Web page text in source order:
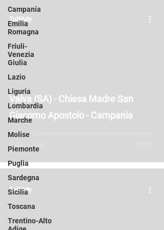
Campania
Emilia
Romagna
Friuli-
Venezia
Giulia
Lazio
Liguria
Lombardia
Marche
Molise
Piemonte
Puglia
Sardegna
Sicilia
Toscana
Trentino-Alto
Valva (SA) - Chiesa Madre San
Giacomo Apostolo - Campania
Tuttitaly
Tuttitaly